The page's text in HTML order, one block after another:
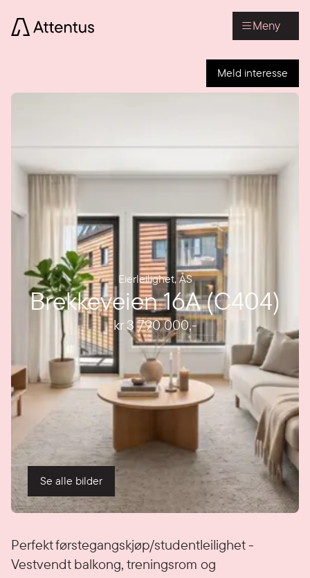
Meny
Meld interesse
Eierleilighet,ÅS
Brekkeveien 16A (C404)
kr 3 790 000,-
Se alle bilder
Perfekt førstegangskjøp/studentleilighet -
Vestvendt balkong, treningsrom og
Detaljer